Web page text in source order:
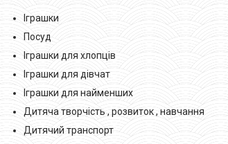
Іграшки
Посуд
Іграшки для хлопців
Іграшки для дівчат
Іграшки для найменших
Дитяча творчість , розвиток , навчання
Дитячий транспорт